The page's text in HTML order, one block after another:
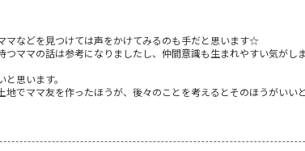
マなどを見つけては声をかけてみるのも手だと思います☆
ママの話は参考になりましたし、仲間意識も生まれやすい気がし
思います。
でママ友を作ったほうが、後々のことを考えるとそのほうがいい